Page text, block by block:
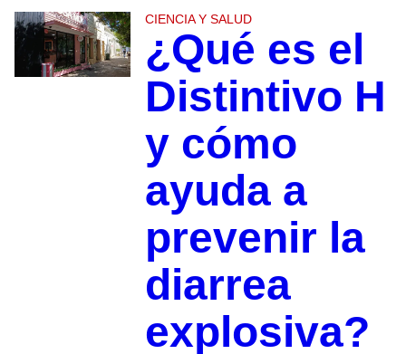
CIENCIA Y SALUD
¿Qué es el
Distintivo H
y cómo
ayuda a
prevenir la
diarrea
explosiva?